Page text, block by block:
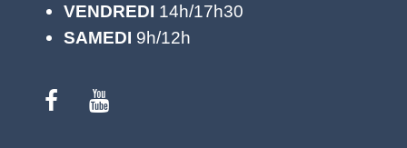
VENDREDI 14h/17h30
SAMEDI 9h/12h